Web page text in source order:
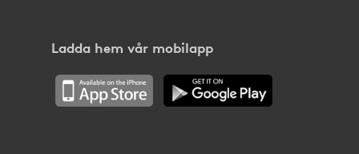
Ladda hem vår mobilapp